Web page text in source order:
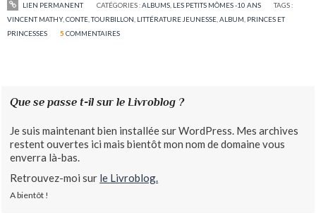
LIEN PERMANENT CATÉGORIES :ALBUMS, LES PETITS MÔMES -10 ANS
TAGS :
VINCENT MATHY,CONTE,TOURBILLON, LITTÉRATURE JEUNESSE,ALBUM, PRINCES ET
PRINCESSES
5 COMMENTAIRES
Que se passe t-il sur le Livroblog ?
Je suis maintenant bien installée sur WordPress. Mes archives
restent ouvertes ici mais bientôt mon nom de domaine vous
enverra là-bas.
Retrouvez-moi sur le Livroblog.
A bientôt !